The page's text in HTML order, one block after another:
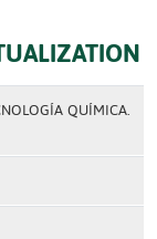
QUÍMICA.